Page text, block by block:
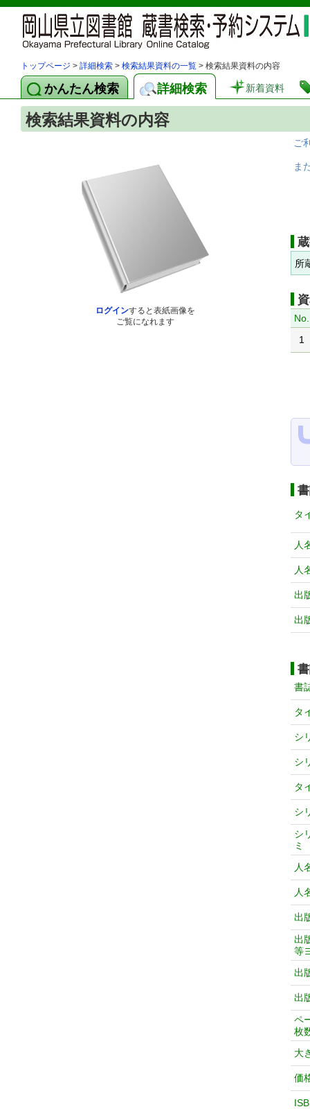
トップページ > 詳細検索 > 検索結果資料の一覧 > 検索結果資料の内容
かんたん検索 詳細検索 新着資料
検索結果資料の内容
ログインすると表紙画像を
ご覧になれます
ご
ま
所
No.
1
タ
人
人
出
出
書
タ
シ
シ
タ
シ
シ
ミ
人
人
出
出
等
出
出
ペ
枚
大
価